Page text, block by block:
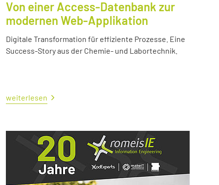
Von einer Access-Datenbank zur
modernen Web-Applikation
Digitale Transformation für effiziente Prozesse. Eine
Success-Story aus der Chemie- und Labortechnik.
weiterlesen